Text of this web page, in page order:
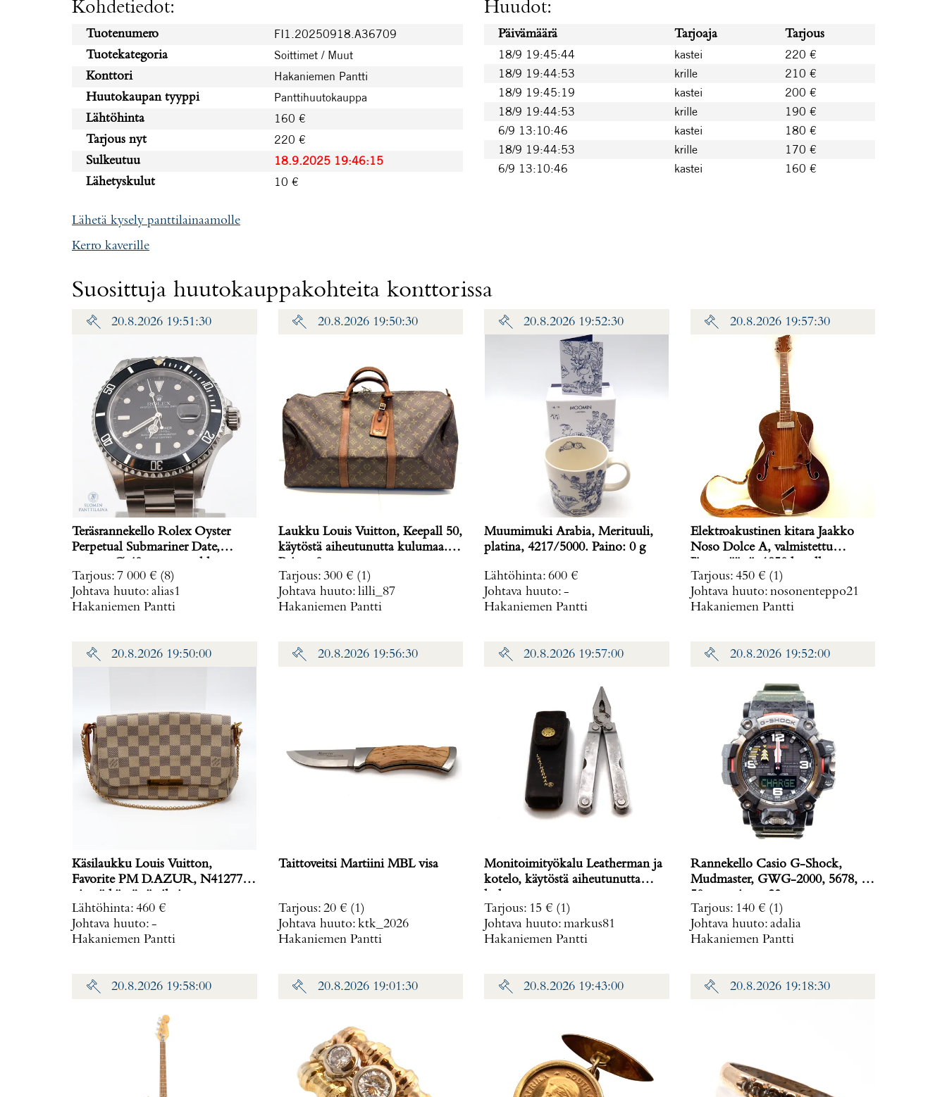
Kohdetiedot:
Tuotenumero FI1.20250918.A36709
Tuotekategoria Soittimet / Muut
Konttori Hakaniemen Pantti
Huutokaupan tyyppi Panttihuutokauppa
Lähtöhinta 160 €
Tarjous nyt 220 €
Sulkeutuu 18.9.2025 19:46:15
Lähetyskulut 10 €
Lähetä kysely panttilainaamolle
Kerro kaverille
Huudot:
Päivämäärä Tarjoaja Tarjous
18/9 19:45:44 kastei
220 €
18/9 19:44:53
krille
210 €
18/9 19:45:19
kastei
200 €
18/9 19:44:53
krille
190 €
6/9 13:10:46
kastei
180 €
18/9 19:44:53
krille
170 €
6/9 13:10:46
kastei 160 €
Suosittuja huutokauppakohteita konttorissa
20.8.2026 19:51:30
Teräsrannekello Rolex Oyster
Perpetual Submariner Date,
pituus 185mm, malli 16610,
sarjanumero E405971, rannekkeen
numerointi 93150, automaatti,
täyshuollettu 2023, Lindroosin
Tarjous: 7 000 € (8)
Johtava huuto: alias1
Hakaniemen Pantti
20.8.2026 19:50:30
Laukku Louis Vuitton, Keepall 50,
käytöstä aiheutunutta kulumaa.
Tarjous: 300 € (1)
Johtava huuto: lilli_87
Hakaniemen Pantti
20.8.2026 19:52:30
Muumimuki Arabia, Merituuli,
platina, 4217/5000. Paino: 0 g
Lähtöhinta: 600 €
Johtava huuto: -
Hakaniemen Pantti
20.8.2026 19:57:30
Elektroakustinen kitara Jaakko
Noso Dolce A, valmistettu
kohtaa käytöstä aiheutunutta
kulumaa ja kantolaukku.
Tarjous: 450 € (1)
Johtava huuto: nosonenteppo21
Hakaniemen Pantti
20.8.2026 19:50:00
Käsilaukku Louis Vuitton,
Favorite PM D.AZUR, N41277,
kulumaa, laatikko ja kuitti. Paino:
0 g
Lähtöhinta: 460 €
Johtava huuto: -
Hakaniemen Pantti
20.8.2026 19:56:30
Taittoveitsi Martiini MBL visa
Tarjous: 20 € (1)
Johtava huuto: ktk_2026
Hakaniemen Pantti
20.8.2026 19:57:00
Monitoimityökalu Leatherman ja
kotelo, käytöstä aiheutunutta
Tarjous: 15 € (1)
Johtava huuto: markus81
Hakaniemen Pantti
20.8.2026 19:52:00
Rannekello Casio G-Shock,
Mudmaster, GWG-2000, 5678, Ø
Tarjous: 140 € (1)
Johtava huuto: adalia
Hakaniemen Pantti
20.8.2026 19:58:00 20.8.2026 19:01:30 20.8.2026 19:43:00 20.8.2026 19:18:30